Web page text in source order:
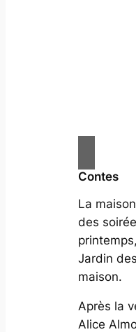
Contes
La
des
Jardin
maison.
Après la
Alice